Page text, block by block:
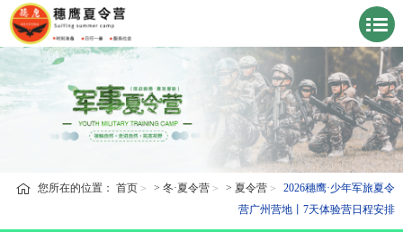
您所在的位置：首页 >冬·夏令营 > 夏令营
2026穗鹰·少年军旅夏令
营广州营地丨7天体验营日程安排